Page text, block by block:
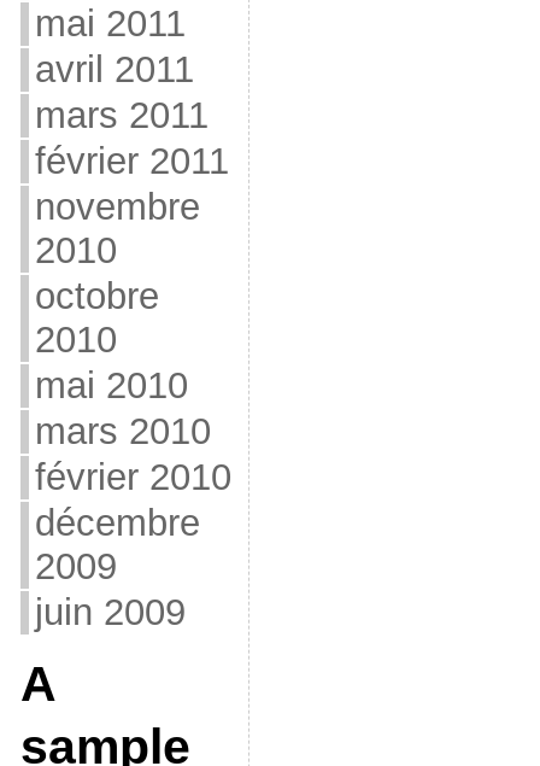
mai 2011
avril 2011
mars 2011
février 2011
novembre
2010
octobre
2010
mai 2010
mars 2010
février 2010
décembre
2009
juin 2009
A
sample